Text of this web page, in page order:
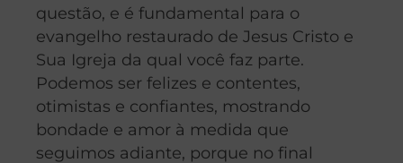
questão, e é fundamental para o
evangelho restaurado de Jesus Cristo e
Sua Igreja da qual você faz parte.
Podemos ser felizes e contentes,
otimistas e confiantes, mostrando
bondade e amor à medida que
seguimos adiante, porque no final